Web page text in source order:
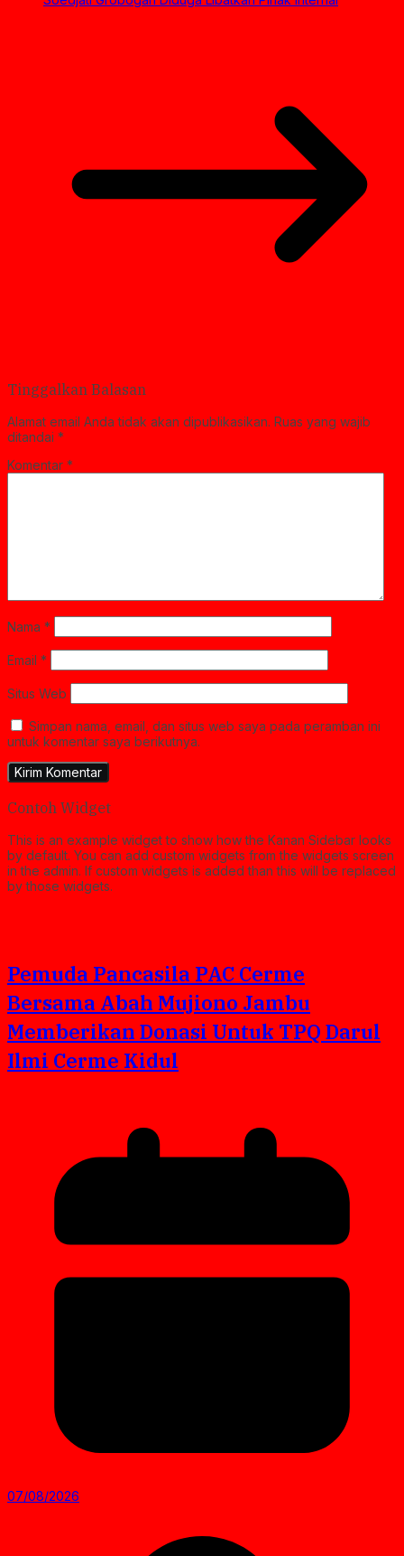
Tinggalkan Balasan
Alamat email Anda tidak akan dipublikasikan. Ruas yang wajib
ditandai *
Komentar *
Nama *
Email *
Situs Web
Simpan nama, email, dan situs web saya pada peramban ini
untuk komentar saya berikutnya.
Contoh Widget
This is an example widget to show how the Kanan Sidebar looks
by default. You can add custom widgets from the widgets screen
in the admin. If custom widgets is added than this will be replaced
by those widgets.
Pemuda Pancasila PAC Cerme
Bersama Abah Mujiono Jambu
Memberikan Donasi Untuk TPQ Darul
Ilmi Cerme Kidul
07/08/2026